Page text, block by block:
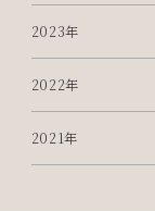
2023年
2022年
2021年